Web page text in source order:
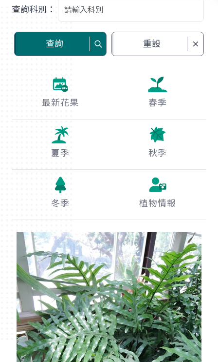
查詢科別：
查詢 重設
最新花果 春季
夏季 秋季
冬季 植物情報